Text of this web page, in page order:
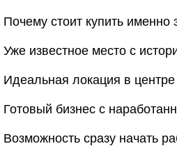
Почему стоит купить именно
Уже известное место с
Идеальная локация в
Готовый бизнес с
Возможность сразу начать